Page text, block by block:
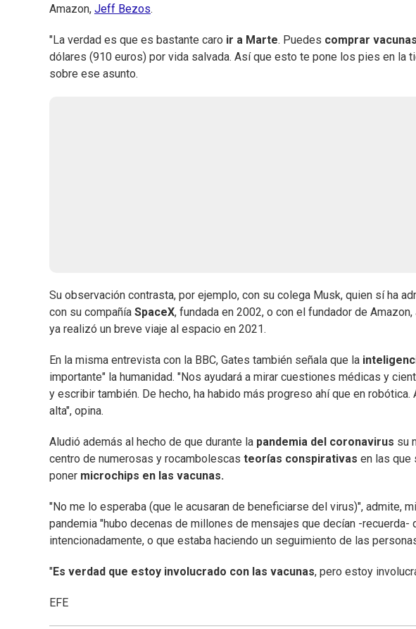
Amazon, Jeff Bezos.
"La verdad es que es bastante caro ir a Marte. Puedes comprar
dólares (910 euros) por vida salvada. Así que esto te pone los pies en la
sobre ese asunto.
Su observación contrasta, por ejemplo, con su colega Musk, quien sí ha
con su compañía SpaceX, fundada en 2002, o con el fundador de
ya realizó un breve viaje al espacio en 2021.
En la misma entrevista con la BBC, Gates también señala que la
importante" la humanidad. "Nos ayudará a mirar cuestiones médicas y
y escribir también. De hecho, ha habido más progreso ahí que en
alta", opina.
Aludió además al hecho de que durante la pandemia del coronavirus su
centro de numerosas y rocambolescas teorías conspirativas en las que
poner microchips en las vacunas.
"No me lo esperaba (que le acusaran de beneficiarse del virus)", admite,
pandemia "hubo decenas de millones de mensajes que decían -recuerda-
intencionadamente, o que estaba haciendo un seguimiento de las
"Es verdad que estoy involucrado con las vacunas, pero estoy
EFE